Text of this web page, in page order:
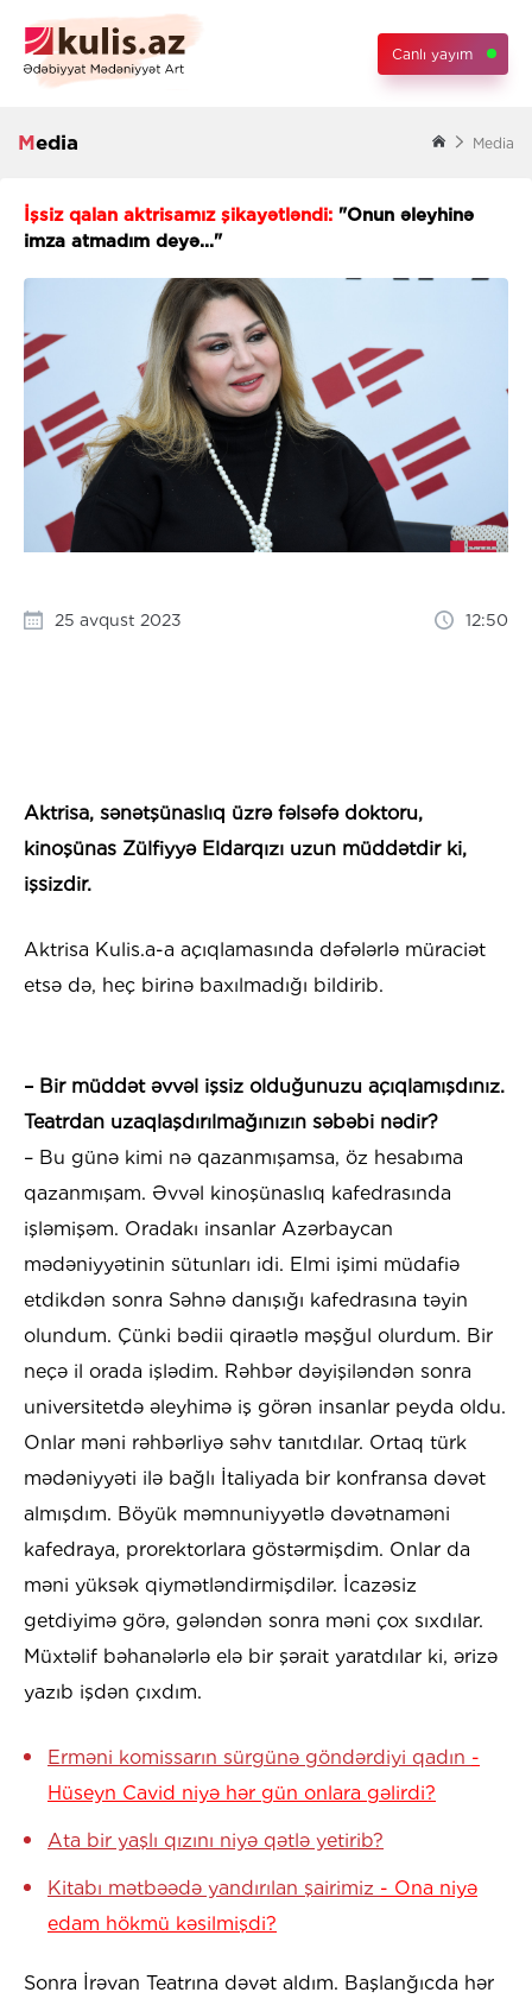
Canlı yayım
Media Media
İşsiz qalan aktrisamız şikayətləndi: "Onun əleyhinə
imza atmadım deyə..."
25 avqust 2023 12:50
Aktrisa, sənətşünaslıq üzrə fəlsəfə doktoru,
kinoşünas Zülfiyyə Eldarqızı uzun müddətdir ki,
işsizdir.
Aktrisa Kulis.a-a açıqlamasında dəfələrlə müraciət
etsə də, heç birinə baxılmadığı bildirib.
– Bir müddət əvvəl işsiz olduğunuzu açıqlamışdınız.
Teatrdan uzaqlaşdırılmağınızın səbəbi nədir?
– Bu günə kimi nə qazanmışamsa, öz hesabıma
qazanmışam. Əvvəl kinoşünaslıq kafedrasında
işləmişəm. Oradakı insanlar Azərbaycan
mədəniyyətinin sütunları idi. Elmi işimi müdafiə
etdikdən sonra Səhnə danışığı kafedrasına təyin
olundum. Çünki bədii qiraətlə məşğul olurdum. Bir
neçə il orada işlədim. Rəhbər dəyişiləndən sonra
universitetdə əleyhimə iş görən insanlar peyda oldu.
Onlar məni rəhbərliyə səhv tanıtdılar. Ortaq türk
mədəniyyəti ilə bağlı İtaliyada bir konfransa dəvət
almışdım. Böyük məmnuniyyətlə dəvətnaməni
kafedraya, prorektorlara göstərmişdim. Onlar da
məni yüksək qiymətləndirmişdilər. İcazəsiz
getdiyimə görə, gələndən sonra məni çox sıxdılar.
Müxtəlif bəhanələrlə elə bir şərait yaratdılar ki, ərizə
yazıb işdən çıxdım.
Erməni komissarın sürgünə göndərdiyi qadın -
Hüseyn Cavid niyə hər gün onlara gəlirdi?
Ata bir yaşlı qızını niyə qətlə yetirib?
Kitabı mətbəədə yandırılan şairimiz - Ona niyə
edam hökmü kəsilmişdi?
Sonra İrəvan Teatrına dəvət aldım. Başlanğıcda hər